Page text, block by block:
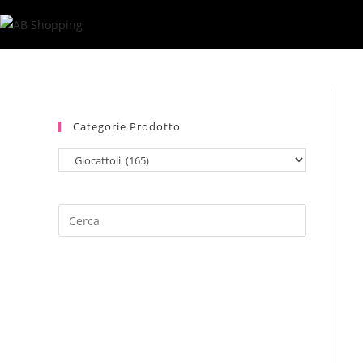
al
contenuto
Categorie Prodotto